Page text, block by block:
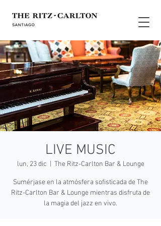
LIVE MUSIC
lun, 23 dic The Ritz-Carlton Bar & Lounge
Sumérjase en la atmósfera sofisticada de The
Ritz-Carlton Bar & Lounge mientras disfruta de
la magia del jazz en vivo.